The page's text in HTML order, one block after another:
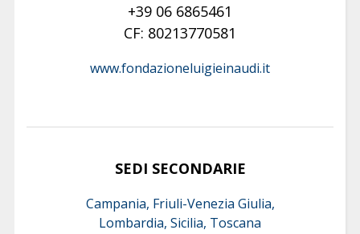
+39 06 6865461
CF: 80213770581
www.fondazioneluigieinaudi.it
SEDI SECONDARIE
Campania, Friuli-Venezia Giulia,
Lombardia, Sicilia, Toscana